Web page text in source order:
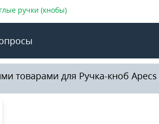
ручки (кнобы)
товарами для Ручка-кноб Apecs